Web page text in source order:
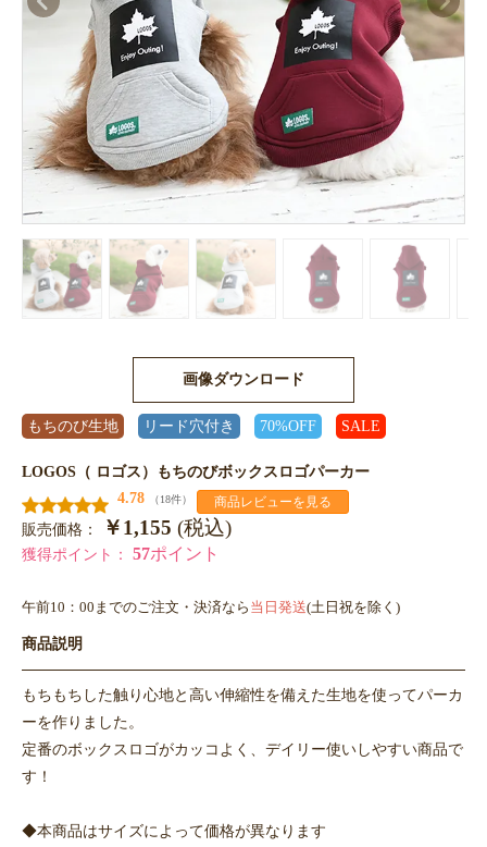
画像ダウンロード
もちのび生地 リード穴付き 70%OFF SALE
LOGOS（ ロゴス）もちのびボックスロゴパーカー
4.78
（18件） 商品レビューを見る
販売価格： ￥1,155 (税込)
獲得ポイント： 57ポイント
午前10：00までのご注文・決済なら 当日発送(土日祝を除く)
商品説明
もちもちした触り心地と高い伸縮性を備えた生地を使ってパーカ
ーを作りました。
定番のボックスロゴがカッコよく、デイリー使いしやすい商品で
す！
◆本商品はサイズによって価格が異なります